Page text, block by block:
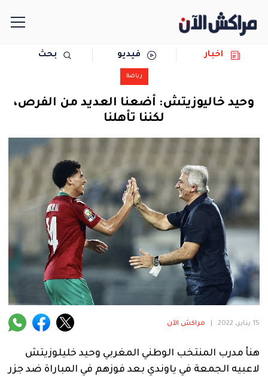
دولية
فنية
منوعة
آراء
اخبار فيديو بحث
رياضة
وحيد خاليوزيتش: أضعنا العديد من الفرص،
لكننا تأهلنا
15 يناير، 2022 مراكش الآن
هنأ مدرب المنتخب الوطني المغربي وحيد خليلوزيتش
لاعبيه الجمعة في ياوندي بعد فوزهم في المباراة ضد جزر